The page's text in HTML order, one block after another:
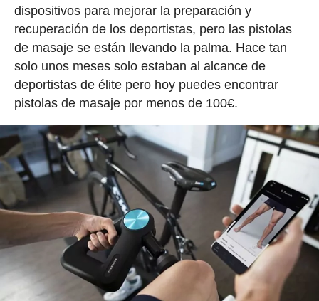
dispositivos para mejorar la preparación y
recuperación de los deportistas, pero las pistolas
de masaje se están llevando la palma. Hace tan
solo unos meses solo estaban al alcance de
deportistas de élite pero hoy puedes encontrar
pistolas de masaje por menos de 100€.